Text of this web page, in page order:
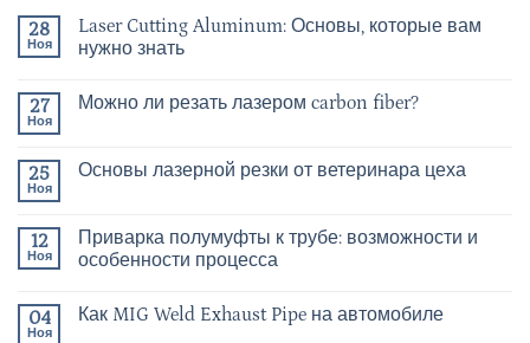
28
Ноя
Laser Cutting Aluminum: Основы, которые вам
нужно знать
27
Ноя
Можно ли резать лазером carbon fiber?
25
Ноя
Основы лазерной резки от ветеринара цеха
12
Ноя
Приварка полумуфты к трубе: возможности и
особенности процесса
04
Ноя
Как MIG Weld Exhaust Pipe на автомобиле